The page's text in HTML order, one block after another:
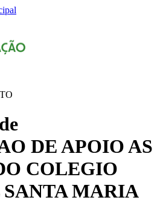
TO
DE APOIO AS
COLEGIO
MARIA